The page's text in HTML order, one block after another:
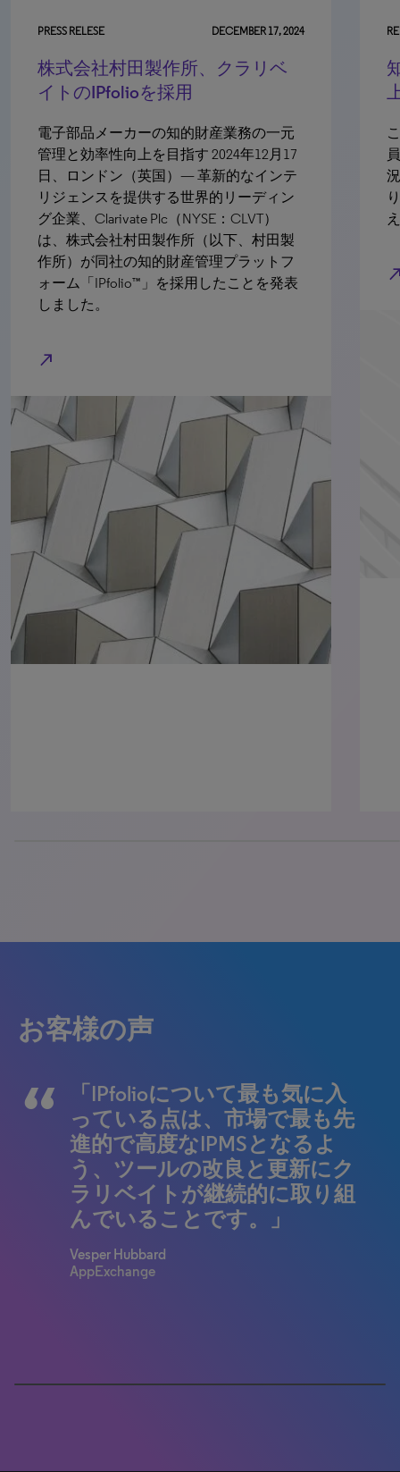
知財業務の最前線 -知財業務の向
上に必要なベンチマークと戦略-
このレポートでは、戦略との整合性、人
員の充足度、支援テクノロジーの導入状
況、人工知能（AI）の利用状況という切
り口から、知財業務のあり方に影響を与
えている課題や動向を紹介します。
north_east
お客様の声
「IPfolioについて最も気に入
っている点は、市場で最も先
進的で高度なIPMSとなるよ
う、ツールの改良と更新にク
ラリベイトが継続的に取り組
んでいることです。」
Vesper Hubbard
AppExchange
「常にスマートかつ効率的に
行動できるようになります。
システムが改良され、働き方
も改善しています。M&Aの買
収から、単純な毎日のメール
処理まで、IPfolioで作業を行
うたびに、仕事をより簡単に
こなし、より快適に過ごす方